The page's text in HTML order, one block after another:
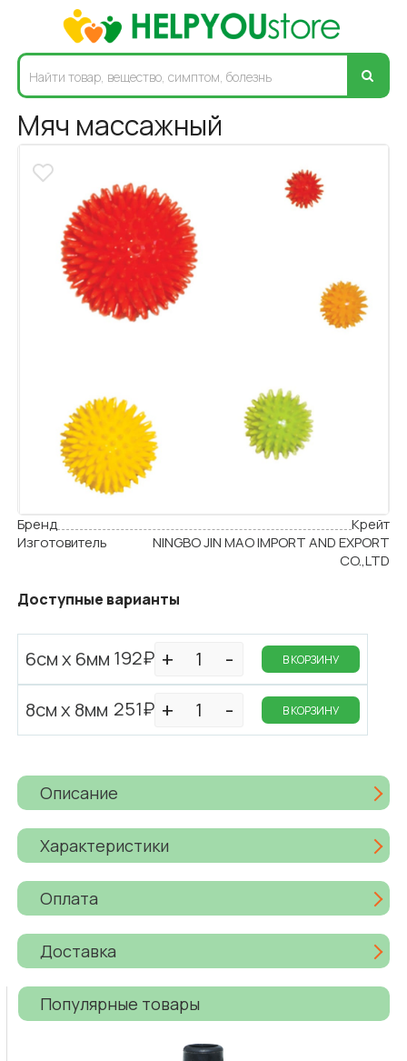
Мяч массажный
Бренд
Крейт
Изготовитель
NINGBO JIN MAO IMPORT AND EXPORT
CO.,LTD
Доступные варианты
6см х 6мм 192₽ В КОРЗИНУ
8см х 8мм 251₽ В КОРЗИНУ
Описание
Характеристики
Оплата
Доставка
Популярные товары